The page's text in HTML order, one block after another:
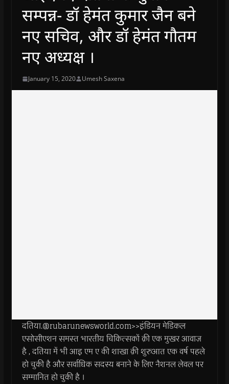
सम्पन्न- डॉ हेमंत कुमार जैन बने
नए सचिव, और डॉ हेमंत गौतम
नए अध्यक्ष ।
January 15, 2020 Umesh Saxena
दतिया.@rubarunewsworld.com>>इंडियन मेडिकल
एसोसीएशन समस्त भारतीय चिकित्सकों क़ी एक मुखर आवाज़
है , दतिया में भी आइ एम ए की शाखा क़ी शुरुआत एक वर्ष पहले
हो चुकी है और सर्वाधिक सदस्य बनाने के लिए नैशनल लेवल पर
सम्मानित हो चुकी है ।